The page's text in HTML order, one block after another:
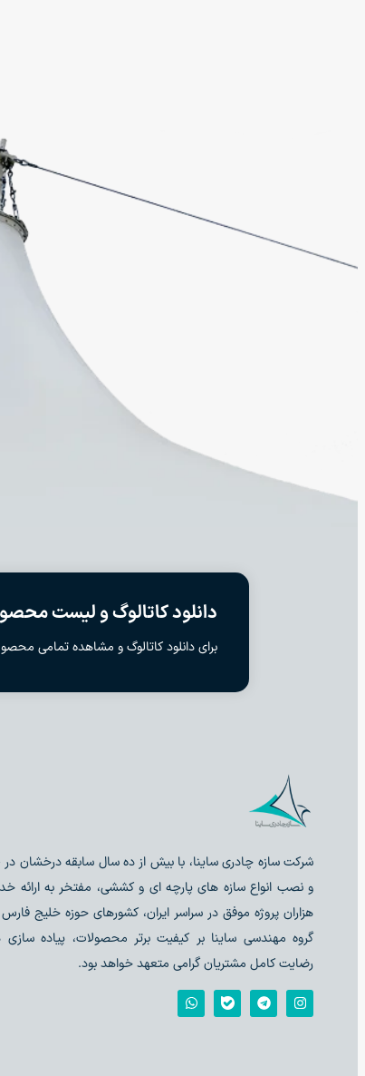
دانلود کاتالوگ و لیست
برای دانلود کاتالوگ و مشاهده تمامی
شرکت سازه چادری ساینا، با بیش از ده سال سابقه درخشان در
و نصب انواع سازه های پارچه ای و کششی، مفتخر به ارائه
هزاران پروژه موفق در سراسر ایران، کشورهای حوزه خلیج
گروه مهندسی ساینا بر کیفیت برتر محصولات، پیاده سازی
رضایت کامل مشتریان گرامی متعهد خواهد بود.